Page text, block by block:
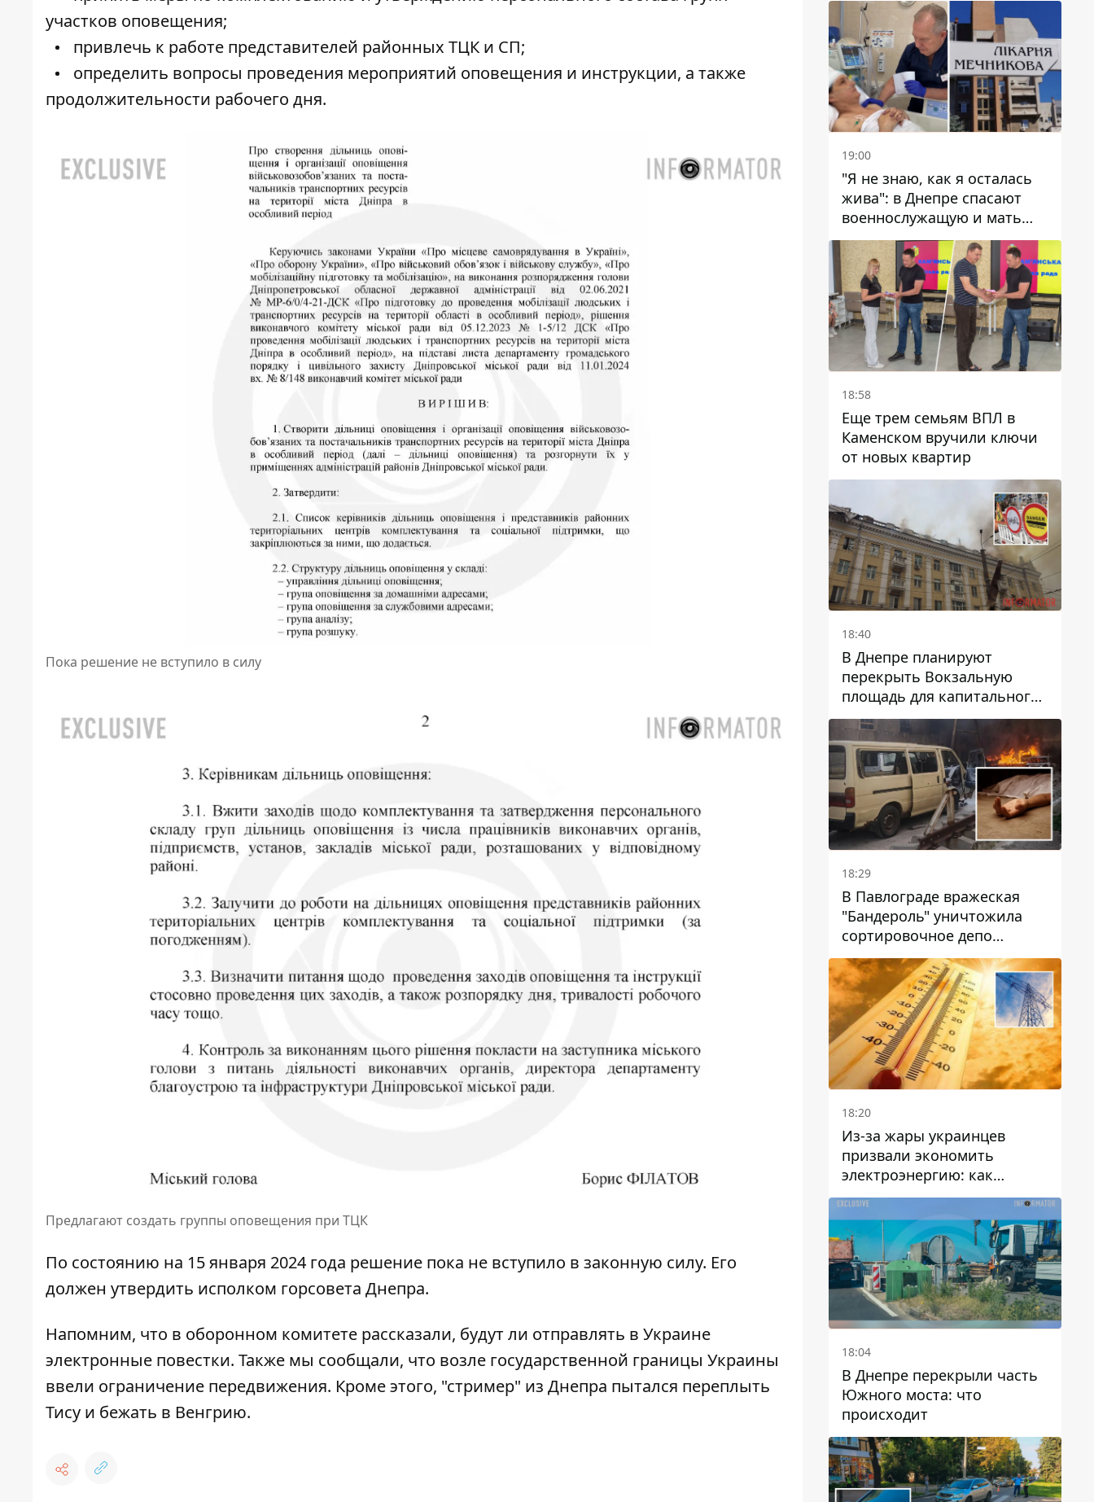
участков оповещения;
привлечь к работе представителей районных ТЦК и СП;
определить вопросы проведения мероприятий оповещения и инструкции, а также
продолжительности рабочего дня.
Пока решение не вступило в силу
Предлагают создать группы оповещения при ТЦК
По состоянию на 15 января 2024 года решение пока не вступило в законную силу. Его
должен утвердить исполком горсовета Днепра.
Напомним, что в оборонном комитете рассказали, будут ли отправлять в Украине
электронные повестки. Также мы сообщали, что возле государственной границы Украины
ввели ограничение передвижения. Кроме этого, "стример" из Днепра пытался переплыть
Тису и бежать в Венгрию.
19:00
"Я не знаю, как я осталась
жива": в Днепре спасают
военнослужащую и мать
четверых детей, которую
ранил КАБ
18:58
Еще трем семьям ВПЛ в
Каменском вручили ключи
от новых квартир
18:40
В Днепре планируют
перекрыть Вокзальную
площадь для капитального
ремонта дома, в который
попала вражеская ракета:
какие сроки
18:29
В Павлограде вражеская
"Бандероль" уничтожила
сортировочное депо
"Укрпошти" и убила двух
работниц
18:20
Из-за жары украинцев
призвали экономить
электроэнергию: как
избежать перегрузки сетей
18:04
В Днепре перекрыли часть
Южного моста: что
происходит